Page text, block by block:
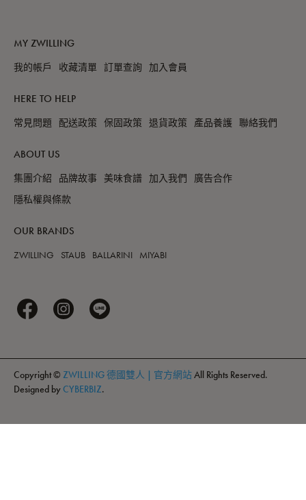
MY ZWILLING
我的帳戶 收藏清單 訂單查詢 加入會員
HERE TO HELP
常見問題 配送政策 保固政策 退貨政策 產品養護 聯絡我們
ABOUT US
集團介紹 品牌故事 美味食譜 加入我們
廣告合作
隱私權與條款
OUR BRANDS
ZWILLING STAUB BALLARINI MIYABI
Copyright © ZWILLING 德國雙人 | 官方網站All Rights Reserved.
Designed byCYBERBIZ.